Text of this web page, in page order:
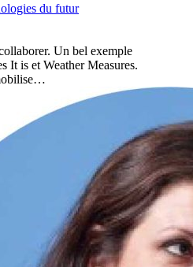
du futur
Un bel exemple
It is et Weather Measures.